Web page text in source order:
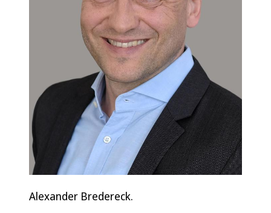
Alexander Bredereck.